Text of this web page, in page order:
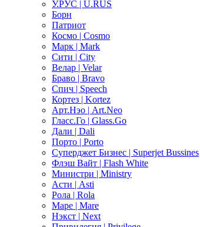
У.РУС | U.RUS
Борн
Патриот
Космо | Cosmo
Марк | Mark
Сити | City
Велар | Velar
Браво | Bravo
Спич | Speech
Кортез | Kortez
Арт.Нэо | Art.Neo
Гласс.Го | Glass.Go
Дали | Dali
Порто | Porto
Суперджет Бизнес | Superjet Bussines
Флэш Вайт | Flash White
Министри | Ministry
Асти | Asti
Рола | Rola
Маре | Mare
Нэкст | Next